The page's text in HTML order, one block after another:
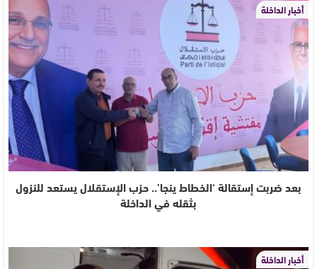
أخبار الداخلة
بعد ضربت إستقالة ‘الخطاط ينجا’.. حزب الإستقلال يستعد للنزول
بثقله في الداخلة
أخبار الداخلة